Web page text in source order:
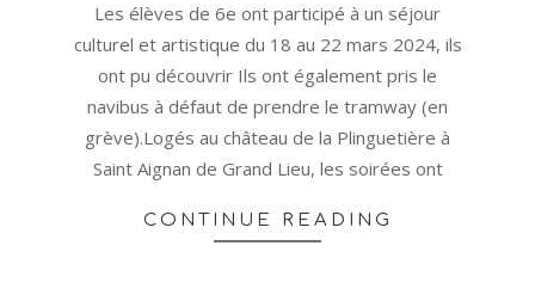
Les élèves de 6e ont participé à un séjour
culturel et artistique du 18 au 22 mars 2024, ils
ont pu découvrir Ils ont également pris le
navibus à défaut de prendre le tramway (en
grève).Logés au château de la Plinguetière à
Saint Aignan de Grand Lieu, les soirées ont
CONTINUE READING